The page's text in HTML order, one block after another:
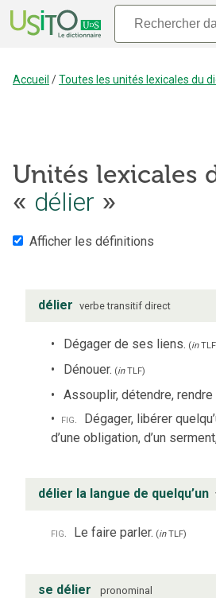
Accueil /Toutes les unités lexicales du
Unités lexicales
« délier »
Afficher les définitions
délier verbe transitif direct
Dégager de ses liens. (inTLF
Dénouer. (inTLF)
Assouplir, détendre,
fig. Dégager, libérer
d’une obligation, d’un
délier la langue de quelqu’un
fig. Le faire parler. (inTLF)
se délier pronominal